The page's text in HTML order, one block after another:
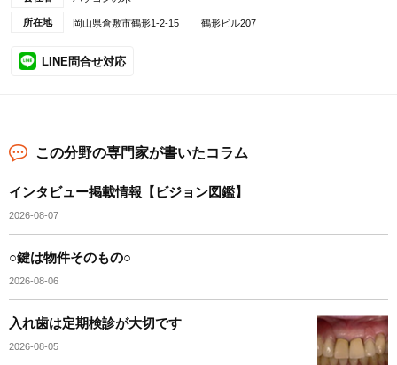
所在地 岡山県倉敷市鶴形1-2-15 鶴形ビル207
LINE問合せ対応
この分野の専門家が書いたコラム
インタビュー掲載情報【ビジョン図鑑】
2026-08-07
○鍵は物件そのもの○
2026-08-06
入れ歯は定期検診が大切です
2026-08-05